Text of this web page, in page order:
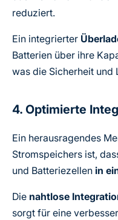
reduziert.
Ein integrierter
Batterien über ihre
was die Sicherheit und
4. Optimierte
Ein herausragendes
Stromspeichers ist,
und Batteriezellen in
Die nahtlose
sorgt für eine